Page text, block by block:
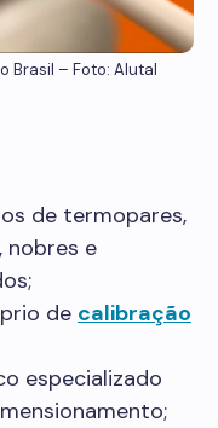
Brasil – Foto: Alutal
de termopares,
nobres e
de calibração
especializado